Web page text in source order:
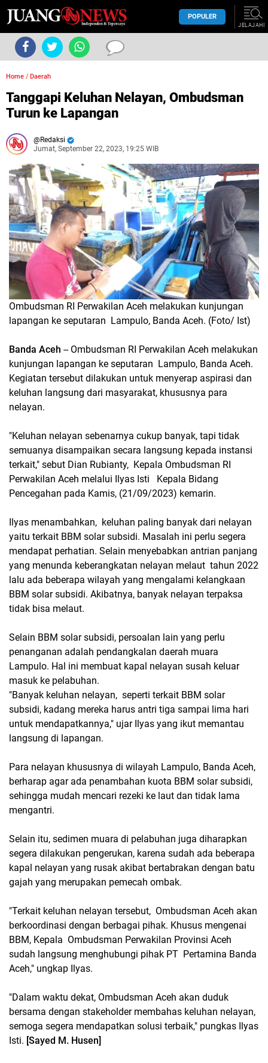
POPULER
JELAJAHI
Home / Daerah
Tanggapi Keluhan Nelayan, Ombudsman
Turun ke Lapangan
Redaksi
Jumat, September 22, 2023, 19:25 WIB
Ombudsman RI Perwakilan Aceh melakukan kunjungan
lapangan ke seputaran Lampulo, Banda Aceh. (Foto/ Ist)
Banda Aceh -- Ombudsman RI Perwakilan Aceh melakukan
kunjungan lapangan ke seputaran Lampulo, Banda Aceh.
Kegiatan tersebut dilakukan untuk menyerap aspirasi dan
keluhan langsung dari masyarakat, khususnya para
nelayan.
"Keluhan nelayan sebenarnya cukup banyak, tapi tidak
semuanya disampaikan secara langsung kepada instansi
terkait," sebut Dian Rubianty, Kepala Ombudsman RI
Perwakilan Aceh melalui Ilyas Isti Kepala Bidang
Pencegahan pada Kamis, (21/09/2023) kemarin.
Ilyas menambahkan, keluhan paling banyak dari nelayan
yaitu terkait BBM solar subsidi. Masalah ini perlu segera
mendapat perhatian. Selain menyebabkan antrian panjang
yang menunda keberangkatan nelayan melaut tahun 2022
lalu ada beberapa wilayah yang mengalami kelangkaan
BBM solar subsidi. Akibatnya, banyak nelayan terpaksa
tidak bisa melaut.
Selain BBM solar subsidi, persoalan lain yang perlu
penanganan adalah pendangkalan daerah muara
Lampulo. Hal ini membuat kapal nelayan susah keluar
masuk ke pelabuhan.
"Banyak keluhan nelayan, seperti terkait BBM solar
subsidi, kadang mereka harus antri tiga sampai lima hari
untuk mendapatkannya," ujar Ilyas yang ikut memantau
langsung di lapangan.
Para nelayan khususnya di wilayah Lampulo, Banda Aceh,
berharap agar ada penambahan kuota BBM solar subsidi,
sehingga mudah mencari rezeki ke laut dan tidak lama
mengantri.
Selain itu, sedimen muara di pelabuhan juga diharapkan
segera dilakukan pengerukan, karena sudah ada beberapa
kapal nelayan yang rusak akibat bertabrakan dengan batu
gajah yang merupakan pemecah ombak.
"Terkait keluhan nelayan tersebut, Ombudsman Aceh akan
berkoordinasi dengan berbagai pihak. Khusus mengenai
BBM, Kepala Ombudsman Perwakilan Provinsi Aceh
sudah langsung menghubungi pihak PT Pertamina Banda
Aceh," ungkap Ilyas.
"Dalam waktu dekat, Ombudsman Aceh akan duduk
bersama dengan stakeholder membahas keluhan nelayan,
semoga segera mendapatkan solusi terbaik," pungkas Ilyas
Isti. [Sayed M. Husen]